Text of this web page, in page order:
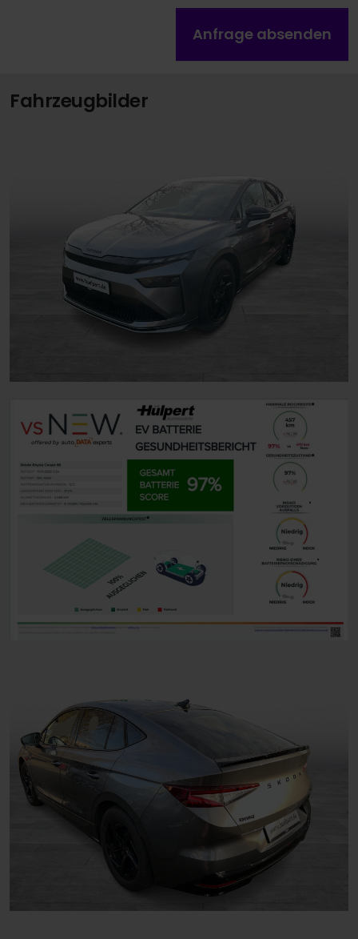
Anfrage absenden
Fahrzeugbilder